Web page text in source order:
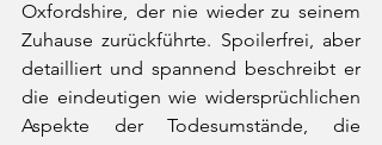
Oxfordshire, der nie wieder zu seinem
Zuhause zurückführte. Spoilerfrei, aber
detailliert und spannend beschreibt er
die eindeutigen wie widersprüchlichen
Aspekte der Todesumstände, die